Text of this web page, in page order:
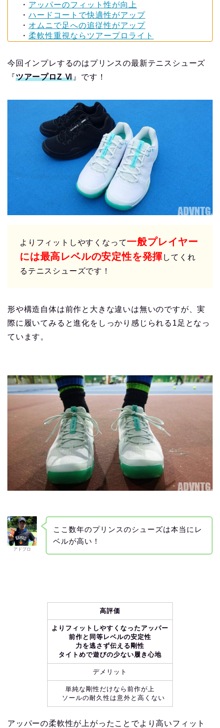
・ アッパーのフィット性が向上
・ ハードコートで快適性がアップ
・ オムニで足への追従性がアップ
・ 柔軟性重視ならツアープロライト
今回インプレするのはプリンスの最新テニスシューズ
『ツアープロZ Ⅵ 』です！
よりフィットしやすくなって一般プレイヤー
には最高レベルの安定性を発揮 してくれ
るテニスシューズです！
形や構造自体は前作と大きな違いは無いのですが、実
際に履いてみると進化をしっかり感じられる1足となっ
ています。
アドブロ
ここ数年のプリンスのシューズは本当にレ
ベルが高い！
高評価
よりフィットしやすくなったアッパー
前作と同等レベルの安定性
力を逃さず伝える剛性
タイトめで遊びの少ない履き心地
デメリット
単純な剛性だけなら前作が上
ソールの耐久性は意外と高くない
アッパーの柔軟性が上がったことでより高いフィット